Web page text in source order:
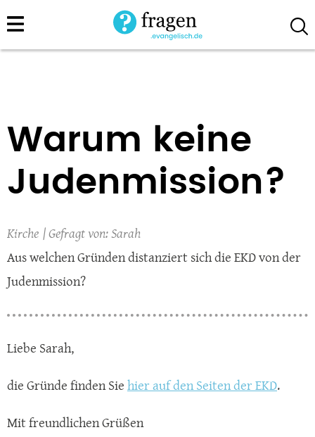
Direkt
zum
Warum keine
Judenmission?
Kirche
Sarah
Aus welchen Gründen distanziert sich die EKD von der
Judenmission?
Liebe Sarah,
die Gründe finden Siehier auf den Seiten der EKD.
Mit freundlichen Grüßen